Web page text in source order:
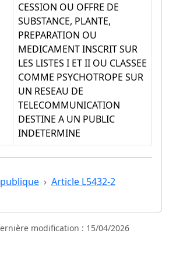
CESSION OU OFFRE DE
SUBSTANCE, PLANTE,
PREPARATION OU
MEDICAMENT INSCRIT SUR
LES LISTES I ET II OU CLASSEE
COMME PSYCHOTROPE SUR
UN RESEAU DE
TELECOMMUNICATION
DESTINE A UN PUBLIC
INDETERMINE
Article L5432-2
modification : 15/04/2026